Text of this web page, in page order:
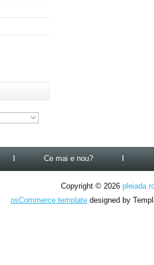
Ce mai e nou?
Copyright © 2026
osCommerce template designed by